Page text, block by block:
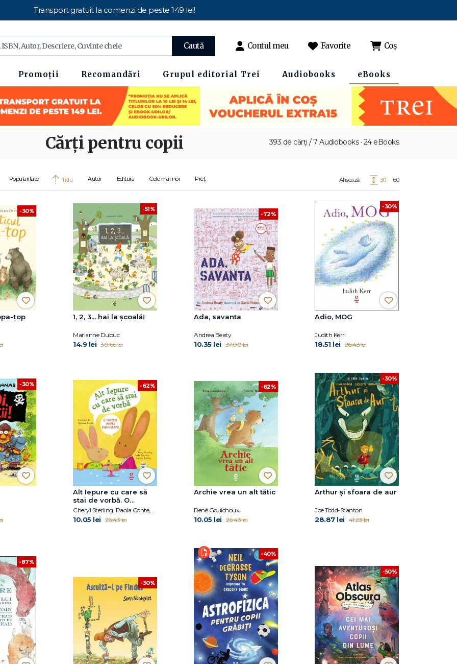
Transport gratuit la comenzi de peste 149 lei!
Caută Contul meu Favorite Coș
Promoții Recomandări Grupul editorial Trei Audiobooks eBooks
393 de cărți / 7 Audiobooks · 24 eBooks
Cărți pentru copii
Popularitate Titlu Autor Editura Cele mai noi Preț Afișează: 30 60
-30%
țop
-51%
1, 2, 3... hai la școală!
Marianne Dubuc
14.9 lei 30.66 lei
-72%
Ada, savanta
Andrea Beaty
10.35 lei 37.00 lei
-30%
Adio, MOG
Judith Kerr
18.51 lei 26.43 lei
-30% -62%
Alt Iepure cu care să
stai de vorbă. O
poveste despre
psihoterapie
Cheryl Sterling, Paola Conte, Larissa Labay
10.05 lei 26.43 lei
-62%
Archie vrea un alt tătic
René Gouichoux
10.05 lei 26.43 lei
-30%
Arthur și sfoara de aur
Joe Todd-Stanton
28.87 lei 41.23 lei
-87%
-30%
-40%
-50%